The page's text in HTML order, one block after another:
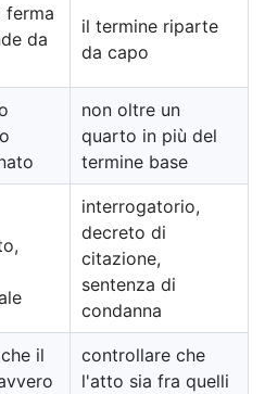
ferma
da
il termine riparte
da capo
non oltre un
quarto in più del
termine base
interrogatorio,
decreto di
citazione,
sentenza di
condanna
il
controllare che
l'atto sia fra quelli